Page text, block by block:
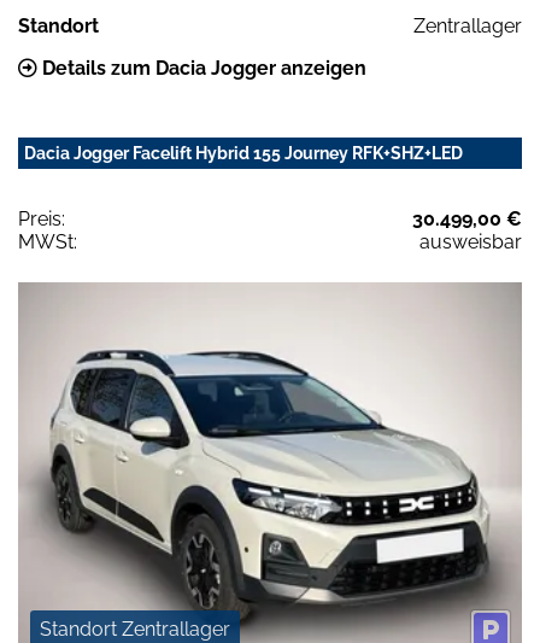
Standort
Zentrallager
Details zum Dacia Jogger anzeigen
Dacia Jogger Facelift Hybrid 155 Journey RFK+SHZ+LED
Preis:
30.499,00 €
MWSt:
ausweisbar
Standort Zentrallager